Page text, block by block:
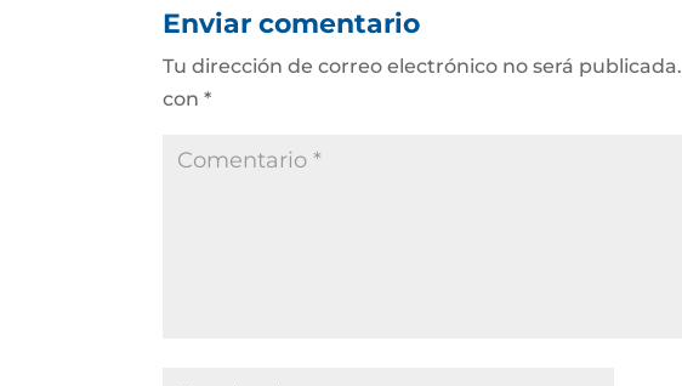
Enviar comentario
Tu dirección de correo electrónico no será publicada.
con*